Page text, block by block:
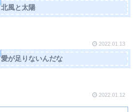
北風と太陽
2022.01.13
愛が足りないんだな
2022.01.12